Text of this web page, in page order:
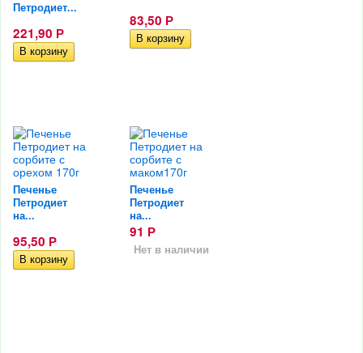
Петродиет...
221,90 Р
83,50 Р
Печенье
Петродиет
на...
95,50 Р
Печенье
Петродиет
на...
91 Р
Нет в наличии